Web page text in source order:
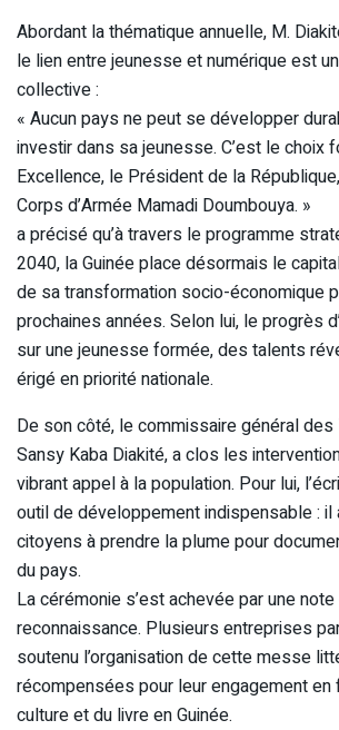
Abordant la thématique annuelle, M.
le lien entre jeunesse et numérique est
collective :
« Aucun pays ne peut se développer
investir dans sa jeunesse. C’est le choix
Excellence, le Président de la
Corps d’Armée Mamadi Doumbouya. »
a précisé qu’à travers le programme
2040, la Guinée place désormais le
de sa transformation socio-économique
prochaines années. Selon lui, le progrès
sur une jeunesse formée, des talents
érigé en priorité nationale.
De son côté, le commissaire général des
Sansy Kaba Diakité, a clos les
vibrant appel à la population. Pour lui,
outil de développement indispensable : il
citoyens à prendre la plume pour
du pays.
La cérémonie s’est achevée par une
reconnaissance. Plusieurs entreprises
soutenu l’organisation de cette messe
récompensées pour leur engagement en
culture et du livre en Guinée.